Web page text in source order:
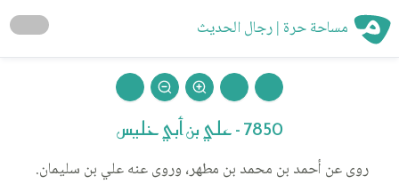
مساحة حرة | رجال الحديث
7850 - علي بن أبي خليس
روى عن أحمد بن محمد بن مطهر، وروى عنه علي بن سليمان.